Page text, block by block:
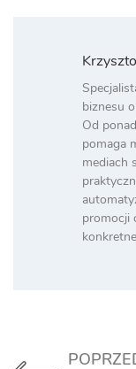
biznesu
Od
pomaga
mediach
promocji